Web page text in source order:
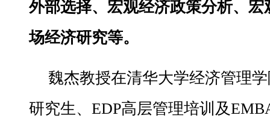
外部选择、宏观经济政策分析、
场经济研究等。
魏杰教授在清华大学经济管理
研究生、EDP高层管理培训及